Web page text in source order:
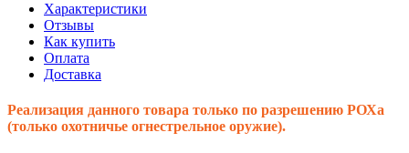
Характеристики
Отзывы
Как купить
Оплата
Доставка
Реализация данного товара только по разрешению РОХа
(только охотничье огнестрельное оружие).